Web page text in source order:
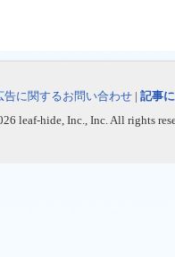
告に関するお問い合わせ | 記事
leaf-hide, Inc., Inc. All rights